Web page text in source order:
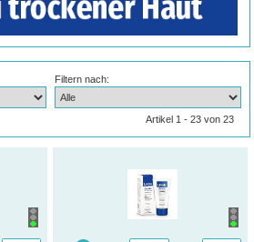
Filtern nach:
Artikel 1 - 23 von 23